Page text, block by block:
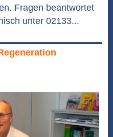
Fragen beantwortet
unter 02133...